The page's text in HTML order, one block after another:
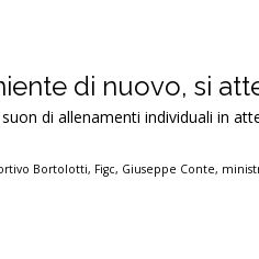
di nuovo, si
di allenamenti individuali in
Bortolotti, Figc, Giuseppe Conte,